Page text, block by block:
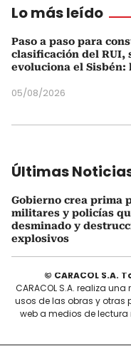
Lo más leído
Paso a paso para
clasificación del RUI,
evoluciona el
05/08/2026
Últimas
Gobierno crea prima
militares y policías
desminado y
explosivos
© CARACOL S.A.
CARACOL S.A. realiza
usos de las obras y otras
web a medios de